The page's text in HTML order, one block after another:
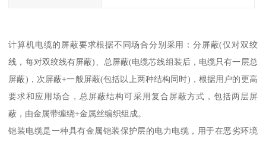
计算机电缆的屏蔽要求根据不同场合分别采用：分屏蔽(仅对双绞
线，每对双绞线有屏蔽)、总屏蔽(电缆芯线组装后，电缆只有一层总
屏蔽)，次屏蔽+一般屏蔽(包括以上两种结构同时)，根据用户的更高
要求和应用场合，总屏蔽结构可采用复合屏蔽方式，包括两层屏
蔽，由金属带缠绕+金属丝编织组成。
铠装电缆是一种具有金属铠装保护层的电力电缆，用于在恶劣环境